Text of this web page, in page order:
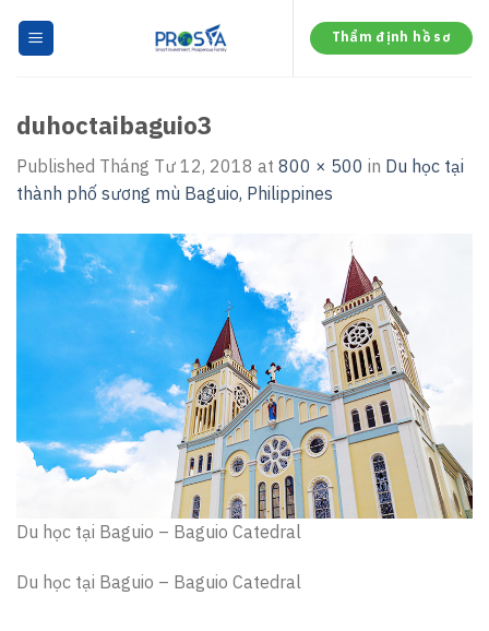
Thẩm định hồ sơ
duhoctaibaguio3
Published Tháng Tư 12, 2018 at 800 × 500 in Du học tại
thành phố sương mù Baguio, Philippines
Du học tại Baguio – Baguio Catedral
Du học tại Baguio – Baguio Catedral